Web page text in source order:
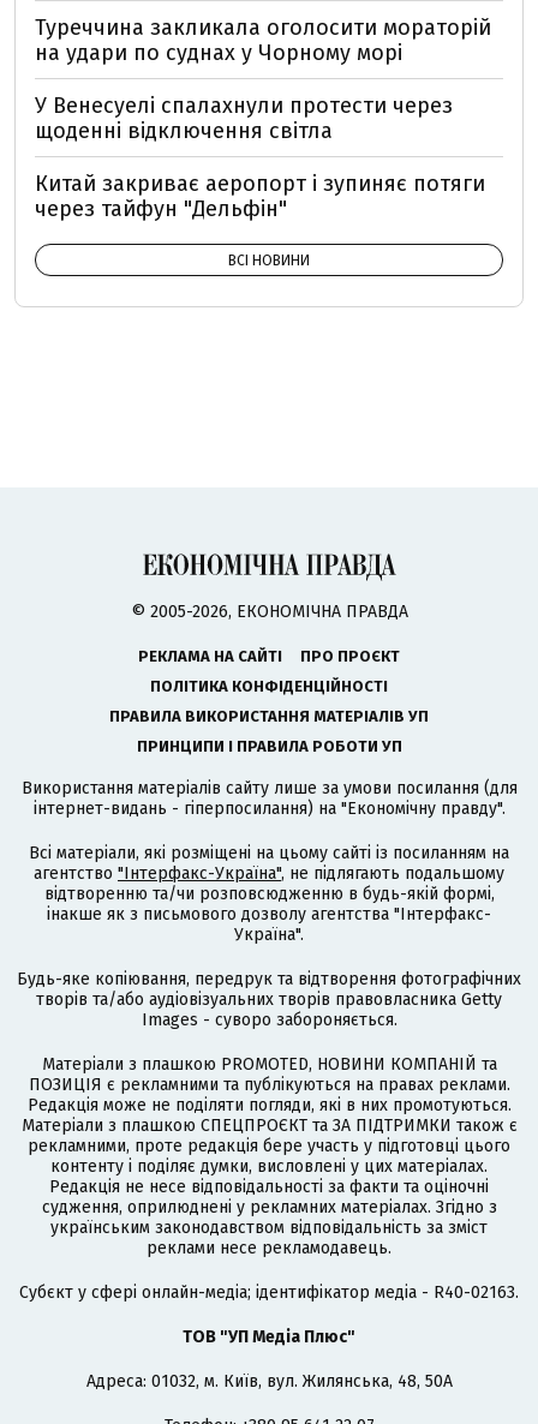
Туреччина закликала оголосити мораторій
на удари по суднах у Чорному морі
У Венесуелі спалахнули протести через
щоденні відключення світла
Китай закриває аеропорт і зупиняє потяги
через тайфун "Дельфін"
ВСІ НОВИНИ
© 2005-2026, ЕКОНОМІЧНА ПРАВДА
РЕКЛАМА НА САЙТІ
ПРО ПРОЄКТ
ПОЛІТИКА КОНФІДЕНЦІЙНОСТІ
ПРАВИЛА ВИКОРИСТАННЯ МАТЕРІАЛІВ УП
ПРИНЦИПИ І ПРАВИЛА РОБОТИ УП
Використання матеріалів сайту лише за умови посилання (для
інтернет-видань - гіперпосилання) на "Економічну правду".
Всі матеріали, які розміщені на цьому сайті із посиланням на
агентство "Інтерфакс-Україна", не підлягають подальшому
відтворенню та/чи розповсюдженню в будь-якій формі,
інакше як з письмового дозволу агентства "Інтерфакс-
Україна".
Будь-яке копіювання, передрук та відтворення фотографічних
творів та/або аудіовізуальних творів правовласника Getty
Images - суворо забороняється.
Матеріали з плашкою PROMOTED, НОВИНИ КОМПАНІЙ та
ПОЗИЦІЯ є рекламними та публікуються на правах реклами.
Редакція може не поділяти погляди, які в них промотуються.
Матеріали з плашкою СПЕЦПРОЄКТ та ЗА ПІДТРИМКИ також є
рекламними, проте редакція бере участь у підготовці цього
контенту і поділяє думки, висловлені у цих матеріалах.
Редакція не несе відповідальності за факти та оціночні
судження, оприлюднені у рекламних матеріалах. Згідно з
українським законодавством відповідальність за зміст
реклами несе рекламодавець.
Cубєкт у сфері онлайн-медіа; ідентифікатор медіа - R40-02163.
ТОВ "УП Медіа Плюс"
Адреса: 01032, м. Київ, вул. Жилянська, 48, 50А